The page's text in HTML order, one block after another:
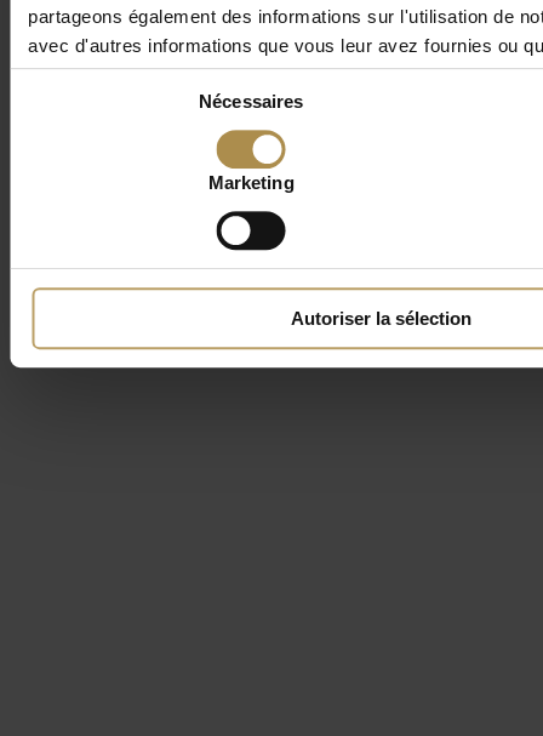
partageons également des informations sur l'utilisation de
avec d'autres informations que vous leur avez fournies ou
Nécessaires
Marketing
Autoriser la sélection